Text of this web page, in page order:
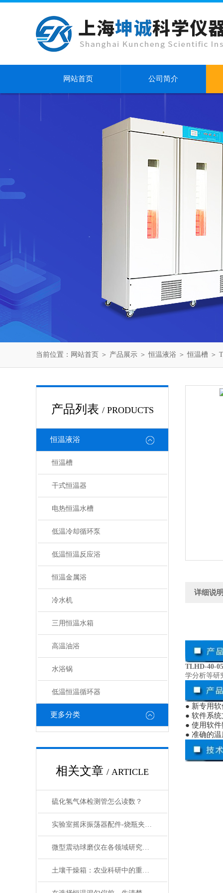
网站首页 公司简介
当前位置： 网站首页 ＞ 产品展示 ＞恒温液浴 ＞恒温槽 ＞
产品列表 / PRODUCTS
恒温液浴
恒温槽
干式恒温器
电热恒温水槽
低温冷却循环泵
低温恒温反应浴
恒温金属浴
冷水机
三用恒温水箱
高温油浴
水浴锅
低温恒温循环器
更多分类
相关文章 / ARTICLE
硫化氢气体检测管怎么读数？
实验室摇床振荡器配件-烧瓶夹具的分类和介绍
微型震动球磨仪在各领域研究中的应用
土壤干燥箱：农业科研中的重要工具
详细说明
TLHD-40-
学分析等研
● 新专用
● 软件系
● 使用软
● 准确的温